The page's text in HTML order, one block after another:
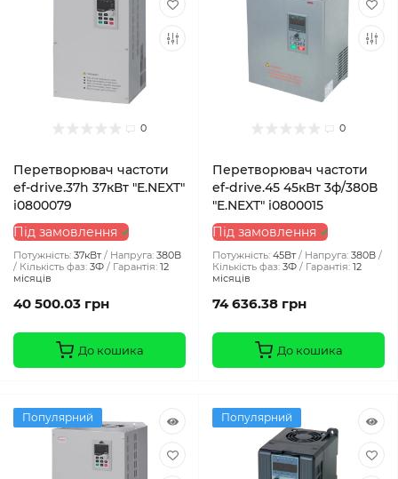
0
Перетворювач частоти
ef-drive.37h 37кВт "E.NEXT"
i0800079
Під замовлення
Потужність: 37кВт Напруга: 380В
Кількість фаз: 3Ф Гарантія: 12
місяців
40 500.03 грн
До кошика
0
Перетворювач частоти
ef-drive.45 45кВт 3ф/380В
"E.NEXT" i0800015
Під замовлення
Потужність: 45Вт Напруга: 380В
Кількість фаз: 3Ф Гарантія: 12
місяців
74 636.38 грн
До кошика
Популярний Популярний